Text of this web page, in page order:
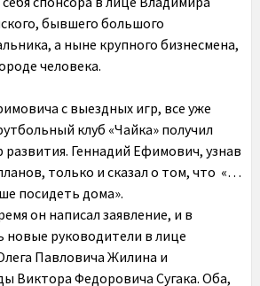
бывшего большого
а ныне крупного бизнесмена,
человека.
с выездных игр, все уже
клуб «Чайка» получил
Геннадий Ефимович, узнав
только и сказал о том, что «…
посидеть дома».
он написал заявление, и в
новые руководители в лице
Павловича Жилина и
Виктора Федоровича Сугака. Оба,